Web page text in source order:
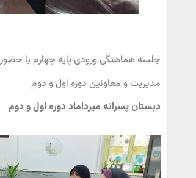
جلسه هماهنگی ورودی پایه چهارم با حضور
مدیریت و معاونین دوره اول و دوم
دبستان پسرانه میرداماد دوره اول و دوم